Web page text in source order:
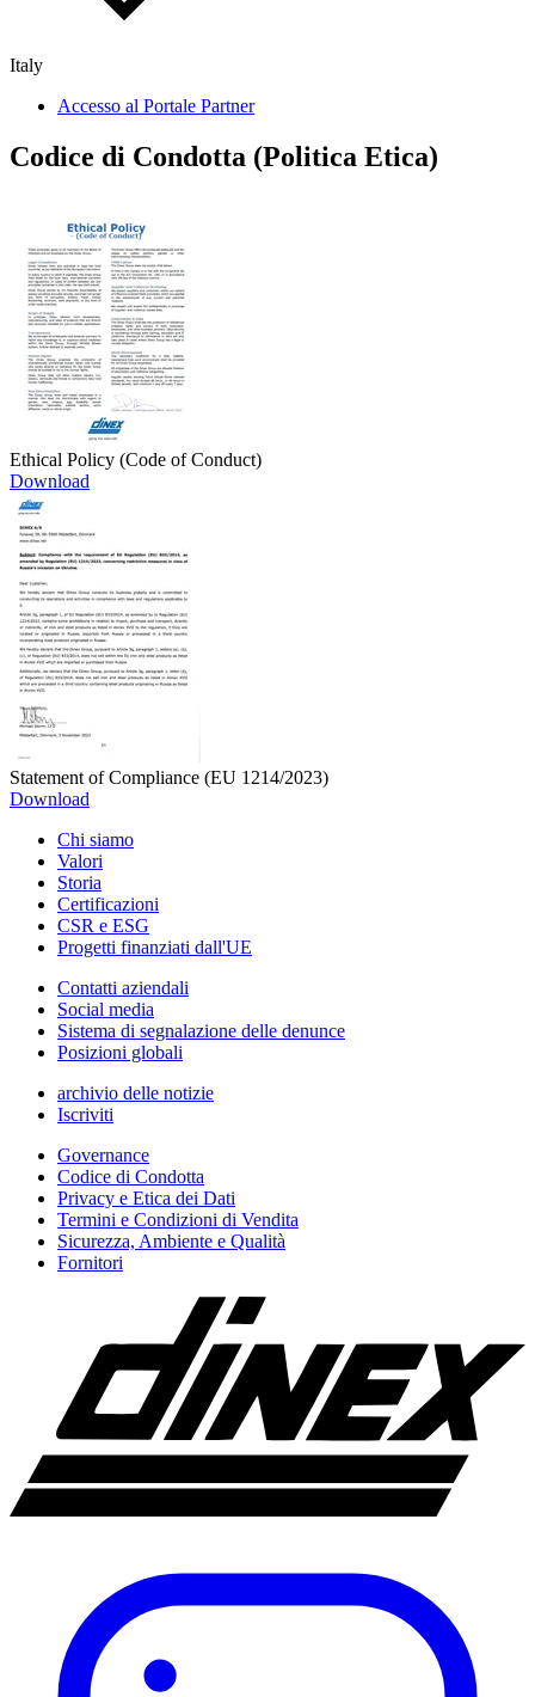
Italy
Accesso al Portale Partner
Codice di Condotta (Politica Etica)
Ethical Policy (Code of Conduct)
Download
Statement of Compliance (EU 1214/2023)
Download
Chi siamo
Valori
Storia
Certificazioni
CSR e ESG
Progetti finanziati dall'UE
Contatti aziendali
Social media
Sistema di segnalazione delle denunce
Posizioni globali
archivio delle notizie
Iscriviti
Governance
Codice di Condotta
Privacy e Etica dei Dati
Termini e Condizioni di Vendita
Sicurezza, Ambiente e Qualità
Fornitori